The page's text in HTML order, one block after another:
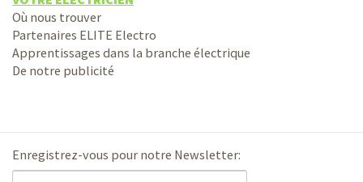
Où nous trouver
Partenaires ELITE Electro
Apprentissages dans la branche électrique
De notre publicité
Enregistrez-vous pour notre Newsletter: